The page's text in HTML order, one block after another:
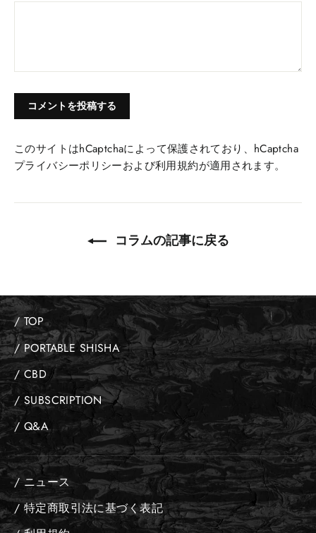
このサイトはhCaptchaによって保護されており、hCaptcha
プライバシーポリシーおよび利用規約が適用されます。
コラムの記事に戻る
/ TOP
/ PORTABLE SHISHA
/ CBD
/ SUBSCRIPTION
/ Q&A
/ ニュース
/ 特定商取引法に基づく表記